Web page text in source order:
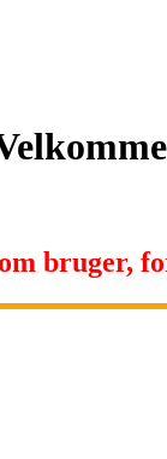
bruger,